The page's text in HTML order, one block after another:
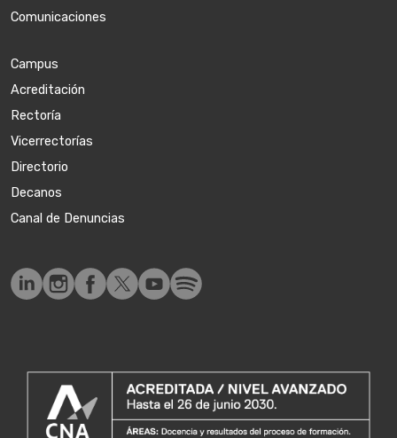
Comunicaciones
Campus
Acreditación
Rectoría
Vicerrectorías
Directorio
Decanos
Canal de Denuncias